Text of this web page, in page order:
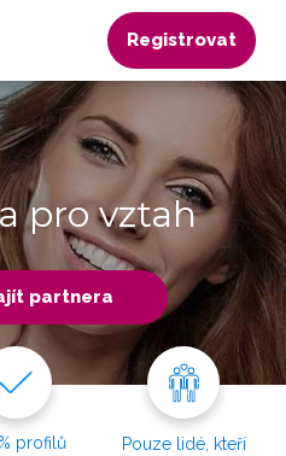
Registrovat
pro vztah
partnera
profilů
Pouze lidé, kteří